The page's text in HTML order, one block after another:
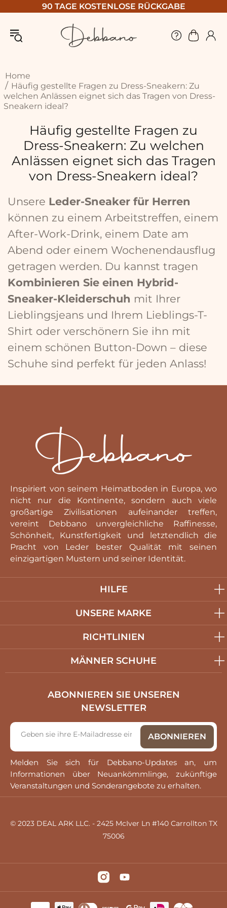
90 TAGE KOSTENLOSE RÜCKGABE
Home
Häufig gestellte Fragen zu Dress-Sneakern: Zu
welchen Anlässen eignet sich das Tragen von Dress-
Sneakern ideal?
Häufig gestellte Fragen zu
Dress-Sneakern: Zu welchen
Anlässen eignet sich das Tragen
von Dress-Sneakern ideal?
Unsere Leder-Sneaker für Herren
können zu einem Arbeitstreffen, einem
After-Work-Drink, einem Date am
Abend oder einem Wochenendausflug
getragen werden. Du kannst tragen
Kombinieren Sie einen Hybrid-
Sneaker-Kleiderschuh mit Ihrer
Lieblingsjeans und Ihrem Lieblings-T-
Shirt oder verschönern Sie ihn mit
einem schönen Button-Down – diese
Schuhe sind perfekt für jeden Anlass!
HILFE
UNSERE MARKE
RICHTLINIEN
MÄNNER SCHUHE
Inspiriert von seinem Heimatboden in Europa, wo
nicht nur die Kontinente, sondern auch viele
großartige Zivilisationen aufeinander treffen,
vereint Debbano unvergleichliche Raffinesse,
Schönheit, Kunstfertigkeit und letztendlich die
Pracht von Leder bester Qualität mit seinen
einzigartigen Mustern und seiner Identität.
ABONNIEREN SIE UNSEREN
NEWSLETTER
Melden Sie sich für Debbano-Updates an, um
Informationen über Neuankömmlinge, zukünftige
Veranstaltungen und Sonderangebote zu erhalten.
© 2023 DEAL ARK LLC. - 2425 McIver Ln #140 Carrollton TX
75006